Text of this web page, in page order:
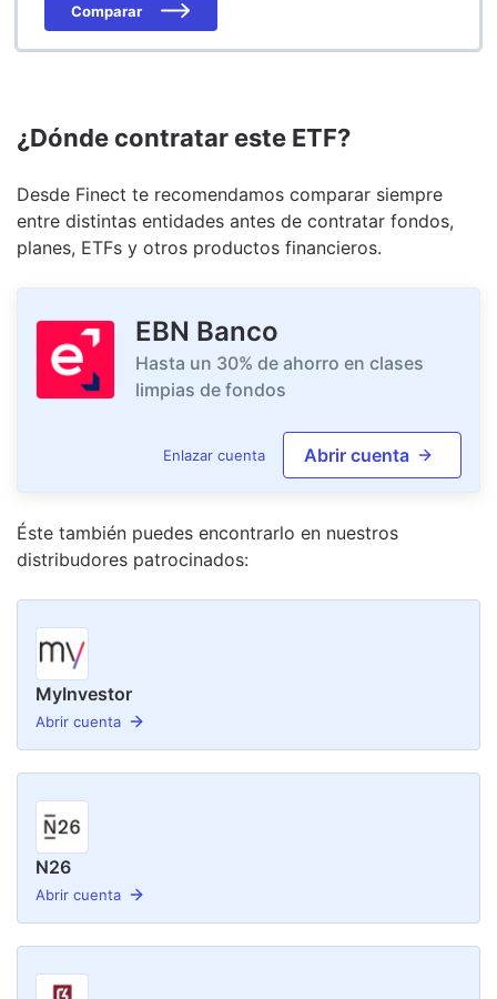
Comparar
¿Dónde contratar este ETF?
Desde Finect te recomendamos comparar siempre
entre distintas entidades antes de contratar fondos,
planes, ETFs y otros productos financieros.
EBN Banco
Hasta un 30% de ahorro en clases
limpias de fondos
Enlazar cuenta Abrir cuenta
Éste también puedes encontrarlo en nuestros
distribudores patrocinados:
MyInvestor
Abrir cuenta
N26
Abrir cuenta